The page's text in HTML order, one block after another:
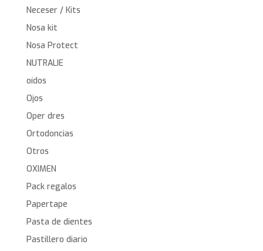
Neceser / Kits
Nosa kit
Nosa Protect
NUTRALIE
oídos
Ojos
Oper dres
Ortodoncias
Otros
OXIMEN
Pack regalos
Papertape
Pasta de dientes
Pastillero diario